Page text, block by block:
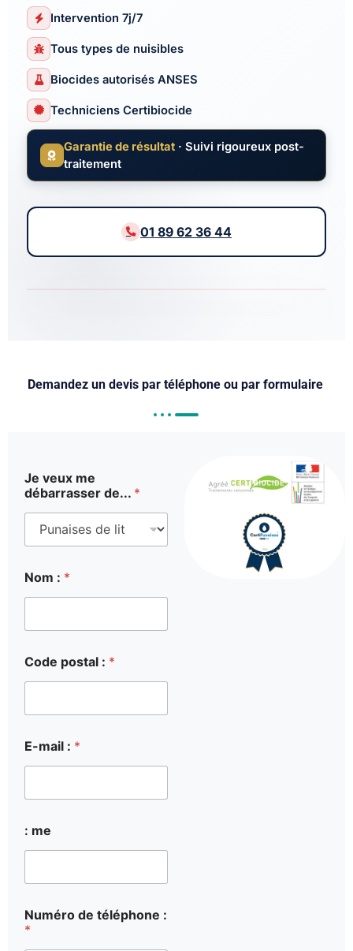
Intervention 7j/7
Tous types de nuisibles
Biocides autorisés ANSES
Techniciens Certibiocide
Garantie de résultat · Suivi rigoureux post-
traitement
01 89 62 36 44
Demandez un devis par téléphone ou par formulaire
Je veux me
débarrasser de... *
Nom : *
Code postal : *
E-mail : *
: me
Numéro de téléphone :
*